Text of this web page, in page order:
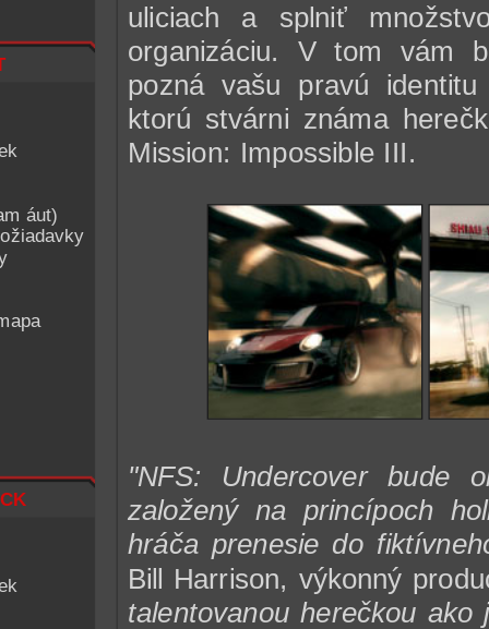
áut)
uliciach a splniť
organizáciu. V tom vám
pozná vašu pravú
ktorú stvárni známa
Mission: Impossible III.
"NFS: Undercover bude
založený na princípoch
hráča prenesie do
Bill Harrison, výkonný
talentovanou herečkou